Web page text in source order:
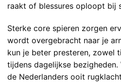
raakt of blessures oploopt bij
Sterke core spieren zorgen
wordt overgebracht naar je
kun je beter presteren, zowel
tijdens dagelijkse
de Nederlanders ooit